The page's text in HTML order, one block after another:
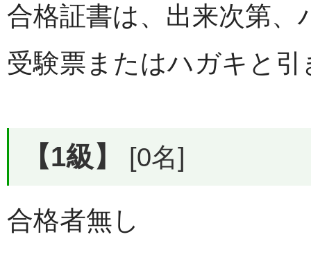
合格証書は、出来次第
受験票またはハガキと
【1級】 [0名]
合格者無し